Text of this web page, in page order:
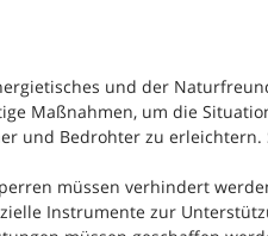
und der
Maßnahmen, um die
und Bedrohter zu erleichtern.
müssen verhindert
Instrumente zur